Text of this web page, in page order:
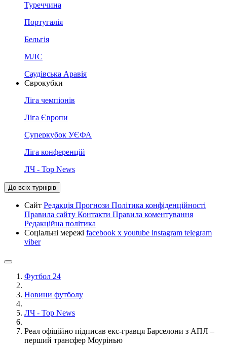
Туреччина
Португалія
Бельгія
МЛС
Саудівська Аравія
Єврокубки
Ліга чемпіонів
Ліга Європи
Суперкубок УЄФА
Ліга конференцій
ЛЧ - Top News
До всіх турнірів
Сайт Редакція Прогнози Політика конфіденційності
Правила сайту Контакти Правила коментування
Редакційна політика
Соціальні мережі facebook x youtube instagram telegram
viber
Футбол 24
Новини футболу
ЛЧ - Top News
Реал офіційно підписав екс-гравця Барселони з АПЛ –
перший трансфер Моурінью